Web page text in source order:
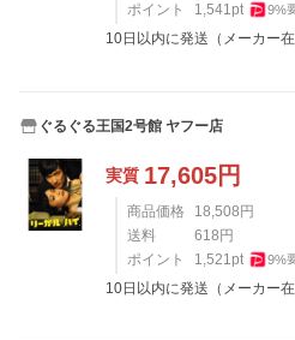
ポイント
1,541pt 9%
10日以内に発送（メーカー
ぐるぐる王国2号館 ヤフー店
実質 17,605円
商品価格 18,508 円
送料
618 円
ポイント
1,521pt 9%
10日以内に発送（メーカー